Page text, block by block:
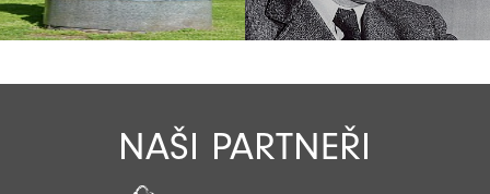
NAŠI PARTNEŘI